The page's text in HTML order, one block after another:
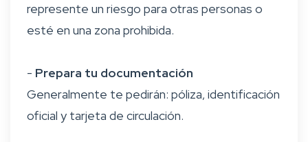
represente un riesgo para otras personas o
esté en una zona prohibida.
- Prepara tu documentación
Generalmente te pedirán: póliza, identificación
oficial y tarjeta de circulación.